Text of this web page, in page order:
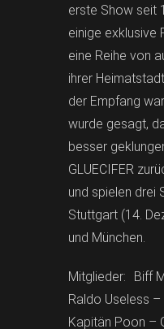
erste Show seit
einige exklusive
eine Reihe von
ihrer
der Empfang
wurde gesagt,
besser
GLUECIFER
und spielen drei
Stuttgart (14.
und München.
Mitglieder: Biff
Raldo Useless –
Kapitän Poon –